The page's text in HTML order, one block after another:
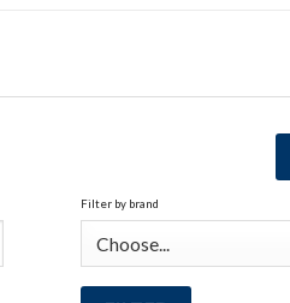
Filter by brand